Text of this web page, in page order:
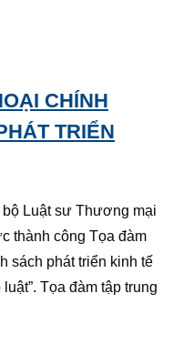
CHÍNH
TRIỂN
Luật sư Thương mại
thành công Tọa đàm
sách phát triển kinh tế
Tọa đàm tập trung